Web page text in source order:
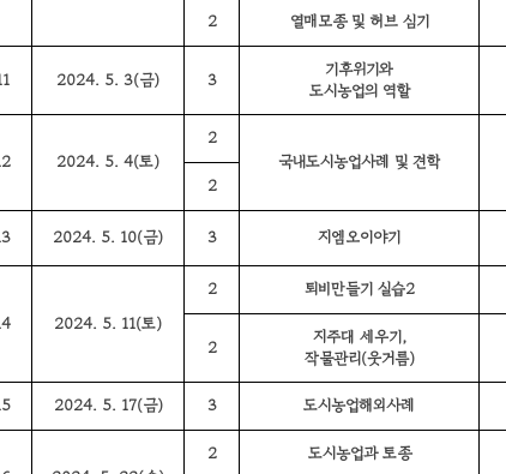
2 열매모종 및 허브 심기
2024. 5. 3(금) 3
기후위기와
도시농업의 역할
2024. 5. 4(토)
2
국내도시농업사례 및 견학
2
2024. 5. 10(금) 3 지엠오이야기
2024. 5. 11(토)
2 퇴비만들기 실습2
2
지주대 세우기,
작물관리(웃거름)
2024. 5. 17(금) 3 도시농업해외사례
2 도시농업과 토종